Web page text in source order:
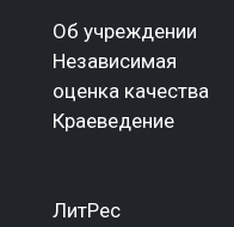
Об учреждении
Независимая
оценка качества
Краеведение
ЛитРес